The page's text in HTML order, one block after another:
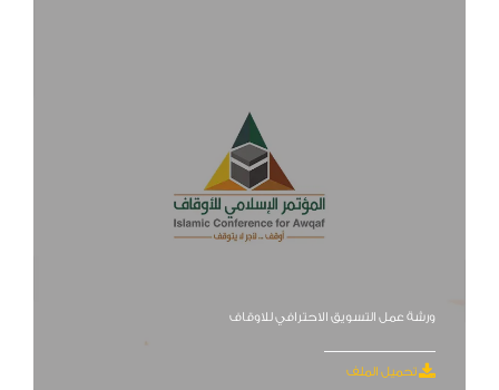
ورشة عمل التسويق الاحترافي للاوقاف
تحميل الملف